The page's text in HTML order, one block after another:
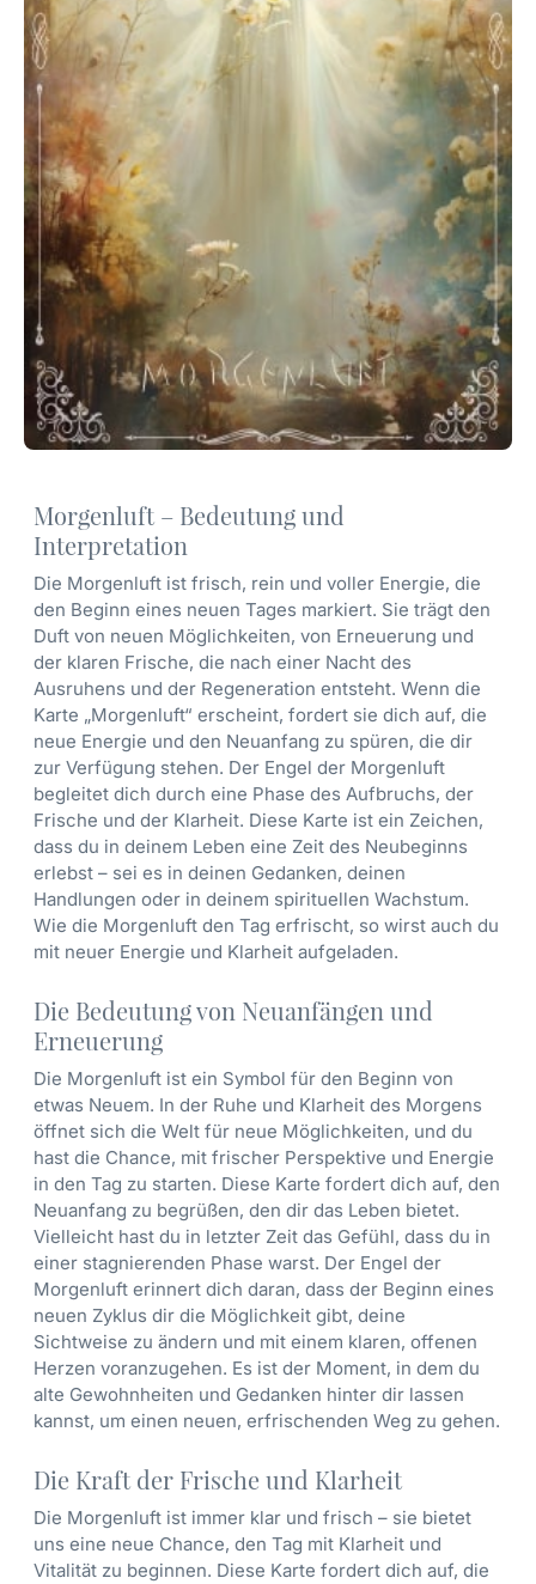
Morgenluft – Bedeutung und
Interpretation
Die Morgenluft ist frisch, rein und voller Energie, die
den Beginn eines neuen Tages markiert. Sie trägt den
Duft von neuen Möglichkeiten, von Erneuerung und
der klaren Frische, die nach einer Nacht des
Ausruhens und der Regeneration entsteht. Wenn die
Karte „Morgenluft“ erscheint, fordert sie dich auf, die
neue Energie und den Neuanfang zu spüren, die dir
zur Verfügung stehen. Der Engel der Morgenluft
begleitet dich durch eine Phase des Aufbruchs, der
Frische und der Klarheit. Diese Karte ist ein Zeichen,
dass du in deinem Leben eine Zeit des Neubeginns
erlebst – sei es in deinen Gedanken, deinen
Handlungen oder in deinem spirituellen Wachstum.
Wie die Morgenluft den Tag erfrischt, so wirst auch du
mit neuer Energie und Klarheit aufgeladen.
Die Bedeutung von Neuanfängen und
Erneuerung
Die Morgenluft ist ein Symbol für den Beginn von
etwas Neuem. In der Ruhe und Klarheit des Morgens
öffnet sich die Welt für neue Möglichkeiten, und du
hast die Chance, mit frischer Perspektive und Energie
in den Tag zu starten. Diese Karte fordert dich auf, den
Neuanfang zu begrüßen, den dir das Leben bietet.
Vielleicht hast du in letzter Zeit das Gefühl, dass du in
einer stagnierenden Phase warst. Der Engel der
Morgenluft erinnert dich daran, dass der Beginn eines
neuen Zyklus dir die Möglichkeit gibt, deine
Sichtweise zu ändern und mit einem klaren, offenen
Herzen voranzugehen. Es ist der Moment, in dem du
alte Gewohnheiten und Gedanken hinter dir lassen
kannst, um einen neuen, erfrischenden Weg zu gehen.
Die Kraft der Frische und Klarheit
Die Morgenluft ist immer klar und frisch – sie bietet
uns eine neue Chance, den Tag mit Klarheit und
Vitalität zu beginnen. Diese Karte fordert dich auf, die